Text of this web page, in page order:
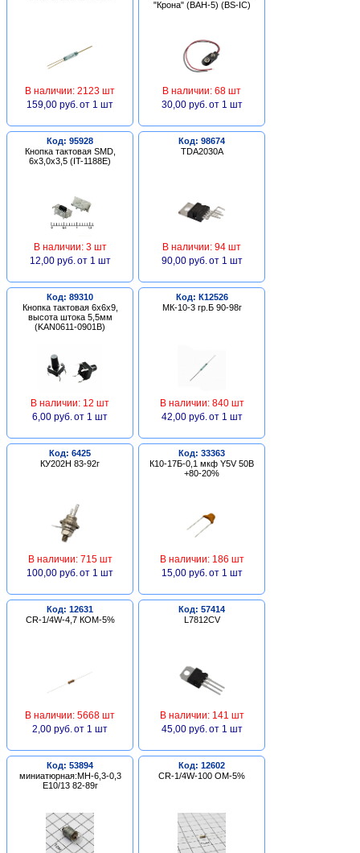
В наличии: 2123 шт
159,00 руб. от 1 шт
"Крона" (BAH-5) (BS-IC)
В наличии: 68 шт
30,00 руб. от 1 шт
Код: 95928
Кнопка тактовая SMD,
6х3,0х3,5 (IT-1188E)
В наличии: 3 шт
12,00 руб. от 1 шт
Код: 98674
TDA2030A
В наличии: 94 шт
90,00 руб. от 1 шт
Код: 89310
Кнопка тактовая 6х6х9,
высота штока 5,5мм
(KAN0611-0901B)
В наличии: 12 шт
6,00 руб. от 1 шт
Код: К12526
МК-10-3 гр.Б 90-98г
В наличии: 840 шт
42,00 руб. от 1 шт
Код: 6425
КУ202Н 83-92г
В наличии: 715 шт
100,00 руб. от 1 шт
Код: 33363
К10-17Б-0,1 мкф Y5V 50В
+80-20%
В наличии: 186 шт
15,00 руб. от 1 шт
Код: 12631
CR-1/4W-4,7 КОМ-5%
В наличии: 5668 шт
2,00 руб. от 1 шт
Код: 57414
L7812CV
В наличии: 141 шт
45,00 руб. от 1 шт
Код: 53894
миниатюрная:МН-6,3-0,3
Е10/13 82-89г
Код: 12602
CR-1/4W-100 ОМ-5%